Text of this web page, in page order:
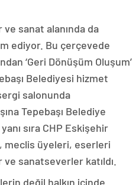
sanat alanında da
ediyor. Bu çerçevede
‘Geri Dönüşüm Oluşum’
Belediyesi hizmet
salonunda
Tepebaşı Belediye
sıra CHP Eskişehir
meclis üyeleri, eserleri
sanatseverler katıldı.
değil halkın içinde